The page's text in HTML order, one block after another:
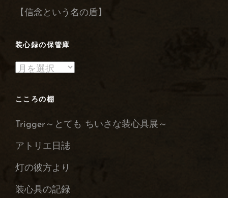
【信念という名の盾】
装心録の保管庫
装
録
保
こころの棚
Trigger～とても ちいさな装心具展～
アトリエ日誌
灯の彼方より
装心具の記録